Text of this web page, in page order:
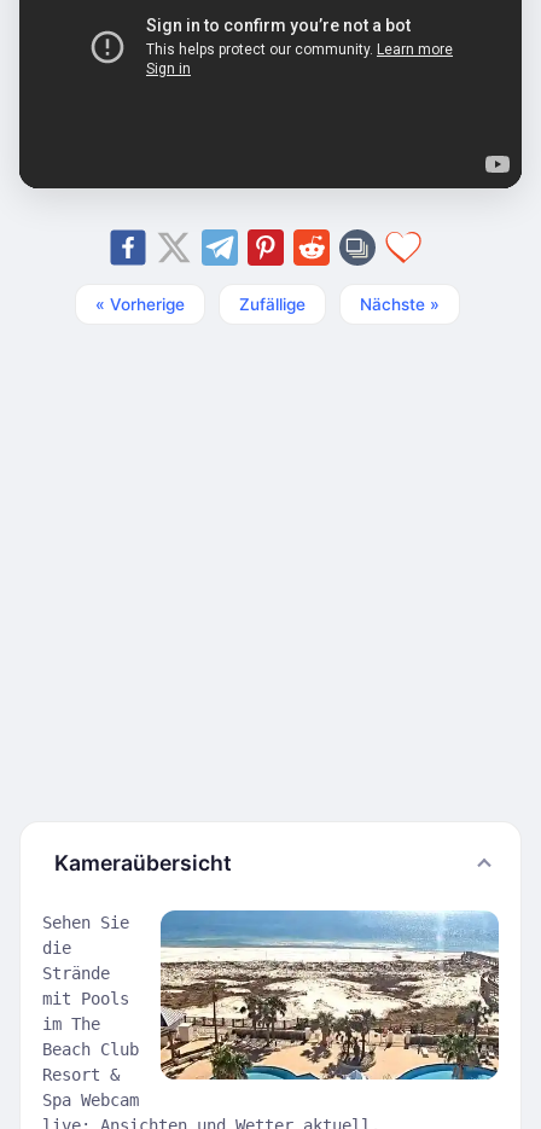
« Vorherige Zufällige Nächste »
Kameraübersicht
Sehen Sie
die
Strände
mit Pools
im The
Beach Club
Resort &
Spa Webcam